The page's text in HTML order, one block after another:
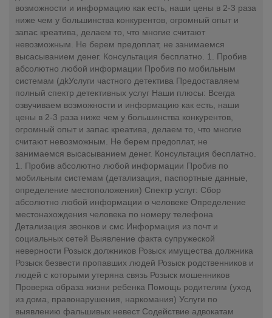
возможности и информацию как есть, наши цены в 2-3 раза
ниже чем у большинства конкурентов, огромный опыт и
запас креатива, делаем то, что многие считают
невозможным. Не берем предоплат, не занимаемся
высасыванием денег. Консультация бесплатно. 1. Пробив
абсолютно любой информации Пробив по мобильным
системам (дkУслуги частного детектива Предоставляем
полный спектр детективных услуг Наши плюсы: Всегда
озвучиваем возможности и информацию как есть, наши
цены в 2-3 раза ниже чем у большинства конкурентов,
огромный опыт и запас креатива, делаем то, что многие
считают невозможным. Не берем предоплат, не
занимаемся высасыванием денег. Консультация бесплатно.
1. Пробив абсолютно любой информации Пробив по
мобильным системам (детализация, паспортные данные,
определение местоположения) Спектр услуг: Сбор
абсолютно любой информации о человеке Определение
местонахождения человека по номеру телефона
Детализация звонков и смс Информация из почт и
социальных сетей Выявление факта супружеской
неверности Розыск должников Розыск имущества должника
Розыск безвести пропавших людей Розыск родственников и
людей с которыми утеряна связь Розыск мошенников
Проверка образа жизни ребенка Помощь родителям (уход
из дома, правонарушения, наркомания) Услуги по
выявлению фальшивых невест Содействие адвокатам